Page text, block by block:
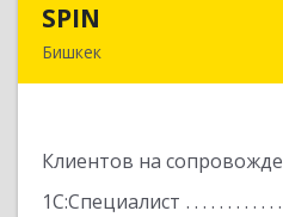
SPIN
Бишкек
Клиентов на
1С:Специалист